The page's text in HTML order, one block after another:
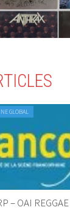
GLOBAL
– OAI